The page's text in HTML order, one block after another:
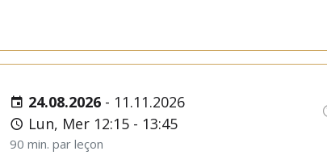
24.08.2026 - 11.11.2026
Lun, Mer 12:15 - 13:45
90 min. par leçon